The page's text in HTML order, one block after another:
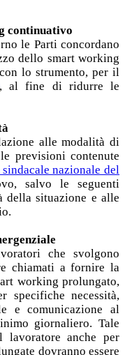
continuativo
le Parti concordano
dello smart working
lo strumento, per il
, al fine di ridurre le
alle modalità di
previsioni contenute
nazionale del
salvo le seguenti
della situazione e alle
che svolgono
chiamati a fornire la
working prolungato,
specifiche necessità,
e comunicazione al
giornaliero. Tale
lavoratore anche per
dovranno essere